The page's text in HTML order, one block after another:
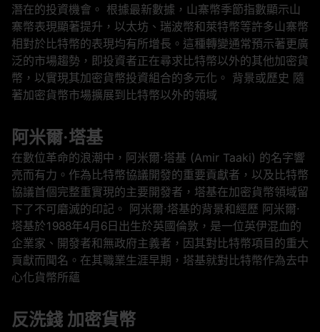
潛在的投資機會。 根據最新數據，山寨幣季節指數顯示山
寨幣表現顯著提升，以太坊、瑞波幣和萊特幣等許多山寨幣
相對於比特幣的表現均有所增長。這種轉變通常預示著更廣
泛的市場趨勢，即投資者正在尋求比特幣以外的其他加密貨
幣，以實現其加密貨幣投資組合的多元化。 背景或歷史 隨
著加密貨幣市場擴展到比特幣以外的領域
阿米爾·塔基
在數位革命的浪潮中，阿米爾·塔基 (Amir Taaki) 的名字響
亮而有力。作為比特幣協議開發的重要貢獻者，以及比特幣
協議首個完整重實現的主要開發者，塔基在加密貨幣領域留
下了不可磨滅的印記。 阿米爾·塔基的背景和經歷 阿米爾·
塔基於1988年4月6日出生於英國倫敦，是一位英伊混血的
企業家、開發者和無政府主義者，因其對比特幣項目的重大
貢獻而聞名。在其職業生涯早期，塔基就對比特幣作為去中
心化貨幣所蘊
反洗錢 加密貨幣